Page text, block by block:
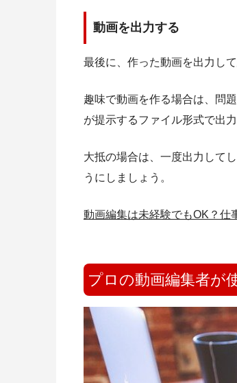
動画を出力する
最後に、作った動画を出力して
趣味で動画を作る場合は、問
が提示するファイル形式で出
大抵の場合は、一度出力して
うにしましょう。
動画編集は未経験でもOK？仕
プロの動画編集者が